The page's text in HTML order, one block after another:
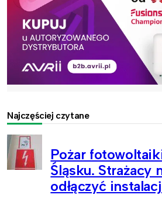
Najczęściej czytane
Pożar
Śląsku. Strażacy
odłączyć